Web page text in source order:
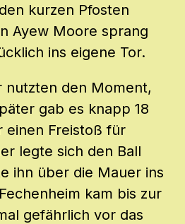
kurzen Pfosten
Ayew Moore sprang
ins eigene Tor.
nutzten den Moment,
gab es knapp 18
einen Freistoß für
legte sich den Ball
ihn über die Mauer ins
kam bis zur
gefährlich vor das